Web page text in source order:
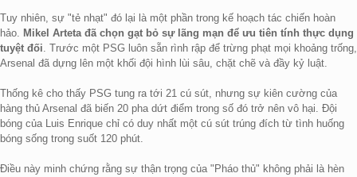
Tuy nhiên, sự "tẻ nhạt" đó lại là một phần trong kế hoạch tác chiến hoàn
hảo. Mikel Arteta đã chọn gạt bỏ sự lãng mạn để ưu tiên tính thực dụng
tuyệt đối. Trước một PSG luôn sẵn rình rập để trừng phạt mọi khoảng trống,
Arsenal đã dựng lên một khối đội hình lùi sâu, chặt chẽ và đầy kỷ luật.
Thống kê cho thấy PSG tung ra tới 21 cú sút, nhưng sự kiên cường của
hàng thủ Arsenal đã biến 20 pha dứt điểm trong số đó trở nên vô hại. Đội
bóng của Luis Enrique chỉ có duy nhất một cú sút trúng đích từ tình huống
bóng sống trong suốt 120 phút.
Điều này minh chứng rằng sự thận trọng của "Pháo thủ" không phải là hèn